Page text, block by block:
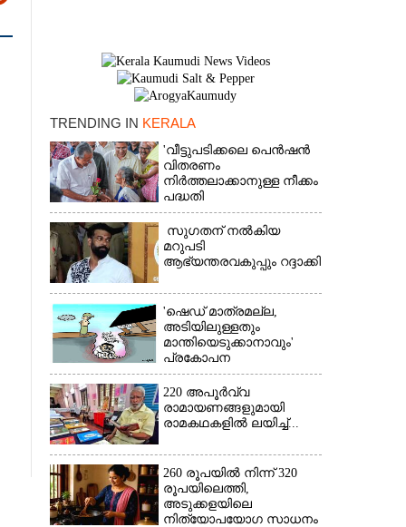
TRENDING IN KERALA
'വീട്ടുപടിക്കലെ പെൻഷൻ
വിതരണം
നിർത്തലാക്കാനുള്ള നീക്കം
പദ്ധതി
അവസാനിപ്പിക്കാനുള്ള
യുഡിഎഫ് അജണ്ടയുടെ
ആദ്യപടി'
സുഗതന് നൽകിയ
മറുപടി
ആഭ്യന്തരവകുപ്പും റദ്ദാക്കി
'ഷെഡ് മാത്രമല്ല,
അടിയിലുള്ളതും
മാന്തിയെടുക്കാനാവും'
പ്രകോപന
പ്രസംഗവുമായി കെ.കെ.
രാഗേഷ്
220 അപൂർവ്വ
രാമായണങ്ങളുമായി
രാമകഥകളിൽ ലയിച്ച്...
260 രൂപയിൽ നിന്ന് 320
രൂപയിലെത്തി,
അടുക്കളയിലെ
നിത്യോപയോഗ സാധനം
×